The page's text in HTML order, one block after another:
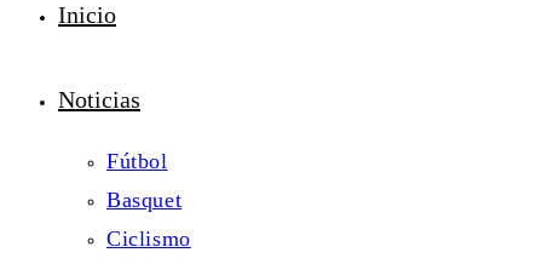
Inicio
Noticias
Fútbol
Basquet
Ciclismo